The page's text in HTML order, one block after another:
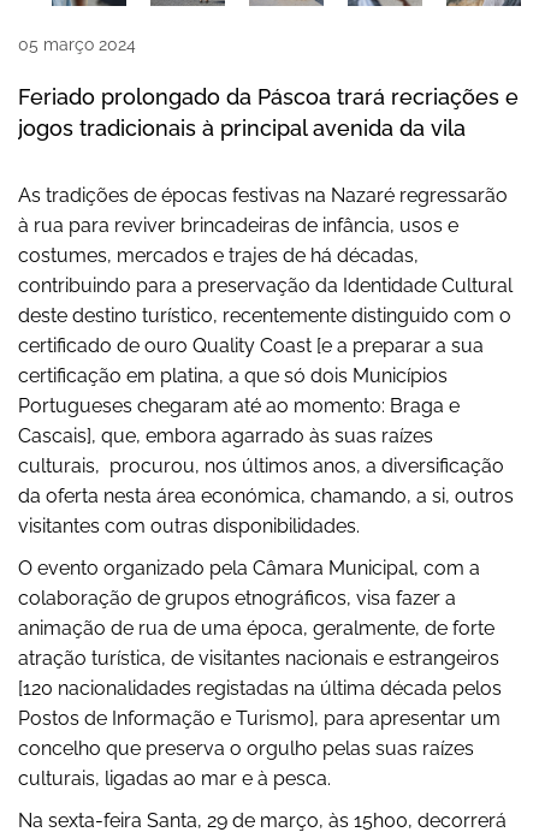
05 março 2024
Feriado prolongado da Páscoa trará recriações e
jogos tradicionais à principal avenida da vila
As tradições de épocas festivas na Nazaré regressarão
à rua para reviver brincadeiras de infância, usos e
costumes, mercados e trajes de há décadas,
contribuindo para a preservação da Identidade Cultural
deste destino turístico, recentemente distinguido com o
certificado de ouro Quality Coast [e a preparar a sua
certificação em platina, a que só dois Municípios
Portugueses chegaram até ao momento: Braga e
Cascais], que, embora agarrado às suas raízes
culturais, procurou, nos últimos anos, a diversificação
da oferta nesta área económica, chamando, a si, outros
visitantes com outras disponibilidades.
O evento organizado pela Câmara Municipal, com a
colaboração de grupos etnográficos, visa fazer a
animação de rua de uma época, geralmente, de forte
atração turística, de visitantes nacionais e estrangeiros
[120 nacionalidades registadas na última década pelos
Postos de Informação e Turismo], para apresentar um
concelho que preserva o orgulho pelas suas raízes
culturais, ligadas ao mar e à pesca.
Na sexta-feira Santa, 29 de março, às 15h00, decorrerá